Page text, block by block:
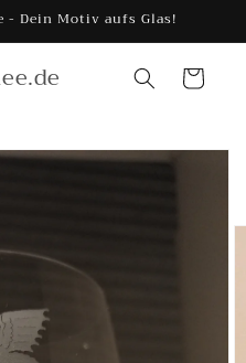
- Dein Motiv aufs Glas!
Warenkorb